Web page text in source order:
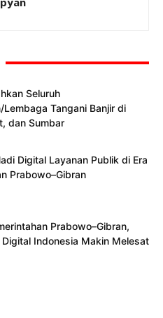
Seluruh
Lembaga Tangani Banjir di
dan Sumbar
Digital Layanan Publik di Era
Prabowo–Gibran
Prabowo–Gibran,
Digital Indonesia Makin Melesat